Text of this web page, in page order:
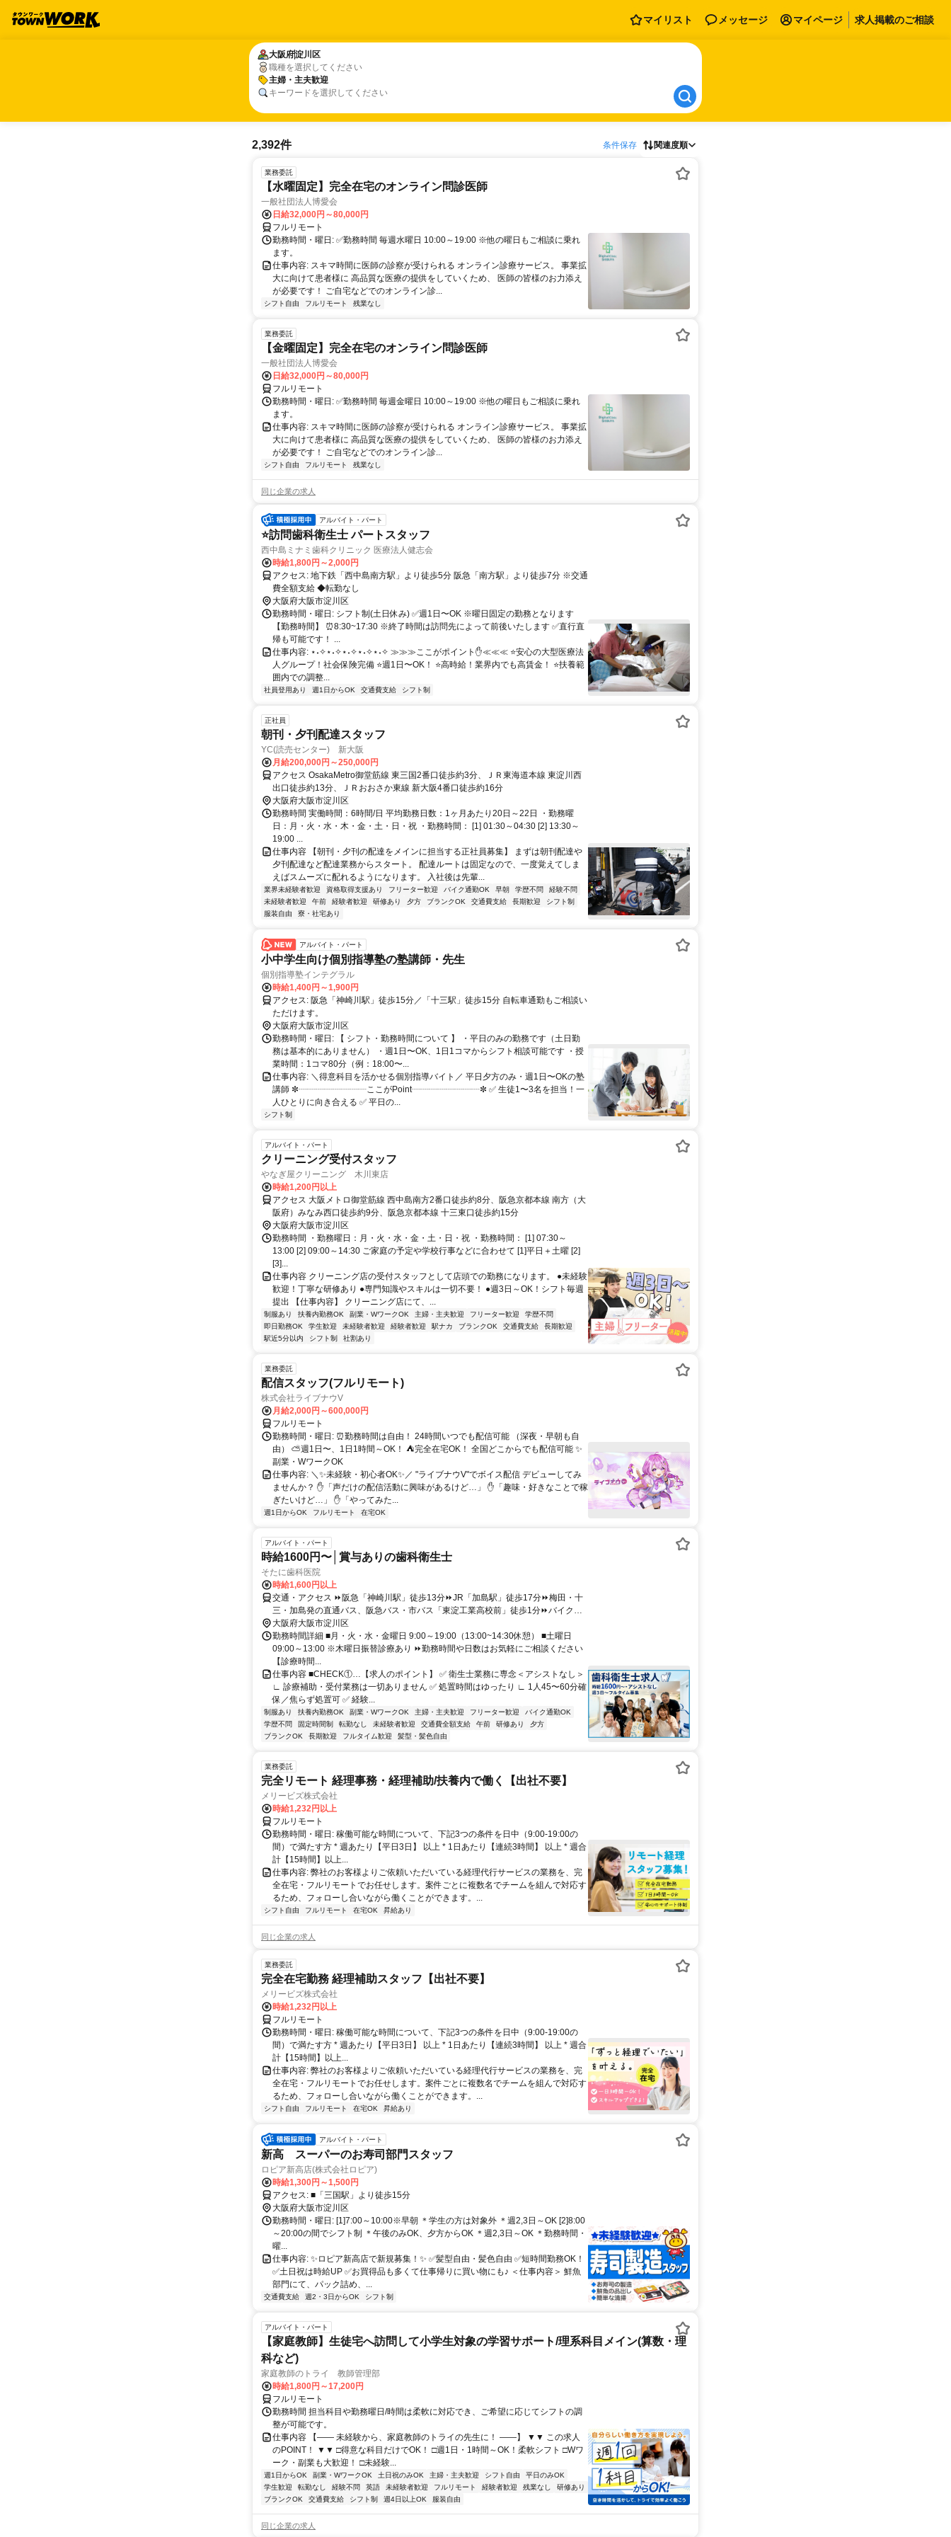
マイリスト メッセージ マイページ 求人掲載のご相談
大阪府淀川区
職種を選択してください
主婦・主夫歓迎
キーワードを選択してください
大阪府淀川区
主婦・主夫歓迎
2,392件 条件保存 関連度順
業務委託
【水曜固定】完全在宅のオンライン問診医師
一般社団法人博愛会
日給32,000円～80,000円
フルリモート
勤務時間・曜日: ✅勤務時間 毎週水曜日 10:00～19:00 ※他の曜日もご相談に乗れ
ます。
仕事内容: スキマ時間に医師の診察が受けられる オンライン診療サービス。 事業拡
大に向けて患者様に 高品質な医療の提供をしていくため、 医師の皆様のお力添え
が必要です！ ご自宅などでのオンライン診...
シフト自由 フルリモート 残業なし
業務委託
【金曜固定】完全在宅のオンライン問診医師
一般社団法人博愛会
日給32,000円～80,000円
フルリモート
勤務時間・曜日: ✅勤務時間 毎週金曜日 10:00～19:00 ※他の曜日もご相談に乗れ
ます。
仕事内容: スキマ時間に医師の診察が受けられる オンライン診療サービス。 事業拡
大に向けて患者様に 高品質な医療の提供をしていくため、 医師の皆様のお力添え
が必要です！ ご自宅などでのオンライン診...
シフト自由 フルリモート 残業なし
同じ企業の求人
アルバイト・パート
⭐️訪問歯科衛生士 パートスタッフ
西中島ミナミ歯科クリニック 医療法人健志会
時給1,800円～2,000円
アクセス: 地下鉄「西中島南方駅」より徒歩5分 阪急「南方駅」より徒歩7分 ※交通
費全額支給 ◆転勤なし
大阪府大阪市淀川区
勤務時間・曜日: シフト制(土日休み) ✅️週1日〜OK ※曜日固定の勤務となります
【勤務時間】 ⏰️8:30~17:30 ※終了時間は訪問先によって前後いたします ✅️直行直
帰も可能です！ ...
仕事内容: ⋆˖✧⋆˖✧⋆˖✧⋆˖✧⋆˖✧ ≫≫≫ここがポイント✋️≪≪≪ ⭐️安心の大型医療法
人グループ！社会保険完備 ⭐️週1日〜OK！ ⭐️高時給！業界内でも高賃金！ ⭐️扶養範
囲内での調整...
社員登用あり 週1日からOK 交通費支給 シフト制
正社員
朝刊・夕刊配達スタッフ
YC(読売センター) 新大阪
月給200,000円～250,000円
アクセス OsakaMetro御堂筋線 東三国2番口徒歩約3分、ＪＲ東海道本線 東淀川西
出口徒歩約13分、ＪＲおおさか東線 新大阪4番口徒歩約16分
大阪府大阪市淀川区
勤務時間 実働時間：6時間/日 平均勤務日数：1ヶ月あたり20日～22日 ・勤務曜
日：月・火・水・木・金・土・日・祝 ・勤務時間： [1] 01:30～04:30 [2] 13:30～
19:00 ...
仕事内容 【朝刊・夕刊の配達をメインに担当する正社員募集】 まずは朝刊配達や
夕刊配達など配達業務からスタート。 配達ルートは固定なので、一度覚えてしま
えばスムーズに配れるようになります。 入社後は先輩...
業界未経験者歓迎 資格取得支援あり フリーター歓迎 バイク通勤OK 早朝 学歴不問
経験不問
未経験者歓迎
午前 経験者歓迎 研修あり 夕方 ブランクOK 交通費支給 長期歓迎
シフト制
服装自由
寮・社宅あり
アルバイト・パート
小中学生向け個別指導塾の塾講師・先生
個別指導塾インテグラル
時給1,400円～1,900円
アクセス: 阪急「神崎川駅」徒歩15分／「十三駅」徒歩15分 自転車通勤もご相談い
ただけます。
大阪府大阪市淀川区
勤務時間・曜日: 【 シフト・勤務時間について 】 ・平日のみの勤務です（土日勤
務は基本的にありません） ・週1日〜OK、1日1コマからシフト相談可能です ・授
業時間：1コマ80分（例：18:00〜...
仕事内容: ＼得意科目を活かせる個別指導バイト／ 平日夕方のみ・週1日〜OKの塾
講師 ✼┈┈┈┈┈┈┈┈ここがPoint┈┈┈┈┈┈┈┈✼ ✅ 生徒1〜3名を担当！一
人ひとりに向き合える ✅ 平日の...
シフト制
アルバイト・パート
クリーニング受付スタッフ
やなぎ屋クリーニング 木川東店
時給1,200円以上
アクセス 大阪メトロ御堂筋線 西中島南方2番口徒歩約8分、阪急京都本線 南方（大
阪府）みなみ西口徒歩約9分、阪急京都本線 十三東口徒歩約15分
大阪府大阪市淀川区
勤務時間 ・勤務曜日：月・火・水・金・土・日・祝 ・勤務時間： [1] 07:30～
13:00 [2] 09:00～14:30 ご家庭の予定や学校行事などに合わせて [1]平日＋土曜 [2]
[3]...
仕事内容 クリーニング店の受付スタッフとして店頭での勤務になります。 ●未経験
歓迎！丁寧な研修あり ●専門知識やスキルは一切不要！ ●週3日～OK！シフト毎週
提出 【仕事内容】 クリーニング店にて、...
制服あり 扶養内勤務OK 副業・WワークOK 主婦・主夫歓迎 フリーター歓迎
学歴不問
即日勤務OK
学生歓迎 未経験者歓迎 経験者歓迎 駅ナカ ブランクOK 交通費支給
長期歓迎
駅近5分以内
シフト制 社割あり
業務委託
配信スタッフ(フルリモート)
株式会社ライブナウV
月給2,000円～600,000円
フルリモート
勤務時間・曜日: ⏰勤務時間は自由！ 24時間いつでも配信可能 （深夜・早朝も自
由） ⛅週1日〜、1日1時間～OK！ ⛺完全在宅OK！ 全国どこからでも配信可能 ✨
副業・WワークOK
仕事内容: ＼✨未経験・初心者OK✨／ "ライブナウV"でボイス配信 デビューしてみ
ませんか？ ✋「声だけの配信活動に興味があるけど…」 ✋「趣味・好きなことで稼
ぎたいけど…」 ✋「やってみた...
週1日からOK フルリモート 在宅OK
アルバイト・パート
時給1600円〜│賞与ありの歯科衛生士
そたに歯科医院
時給1,600円以上
交通・アクセス ⏩阪急「神崎川駅」徒歩13分⏩JR「加島駅」徒歩17分⏩梅田・十
三・加島発の直通バス、阪急バス・市バス「東淀工業高校前」徒歩1分⏩バイク・
自転車通勤OK
大阪府大阪市淀川区
勤務時間詳細 ■月・火・水・金曜日 9:00～19:00（13:00~14:30休憩） ■土曜日
09:00～13:00 ※木曜日振替診療あり ⏩勤務時間や日数はお気軽にご相談ください
【診療時間...
仕事内容 ■CHECK①…【求人のポイント】 ✅ 衛生士業務に専念＜アシストなし＞
∟ 診療補助・受付業務は一切ありません ✅ 処置時間はゆったり ∟ 1人45〜60分確
保／焦らず処置可 ✅ 経験...
制服あり 扶養内勤務OK 副業・WワークOK 主婦・主夫歓迎 フリーター歓迎
バイク通勤OK
学歴不問
固定時間制 転勤なし 未経験者歓迎 交通費全額支給 午前 研修あり
夕方
ブランクOK
長期歓迎 フルタイム歓迎 髪型・髪色自由
業務委託
完全リモート 経理事務・経理補助/扶養内で働く【出社不要】
メリービズ株式会社
時給1,232円以上
フルリモート
勤務時間・曜日: 稼働可能な時間について、下記3つの条件を日中（9:00-19:00の
間）で満たす方 * 週あたり【平日3日】 以上 * 1日あたり【連続3時間】 以上 * 週合
計【15時間】以上...
仕事内容: 弊社のお客様よりご依頼いただいている経理代行サービスの業務を、完
全在宅・フルリモートでお任せします。案件ごとに複数名でチームを組んで対応す
るため、フォローし合いながら働くことができます。...
シフト自由 フルリモート 在宅OK 昇給あり
同じ企業の求人
業務委託
完全在宅勤務 経理補助スタッフ【出社不要】
メリービズ株式会社
時給1,232円以上
フルリモート
勤務時間・曜日: 稼働可能な時間について、下記3つの条件を日中（9:00-19:00の
間）で満たす方 * 週あたり【平日3日】 以上 * 1日あたり【連続3時間】 以上 * 週合
計【15時間】以上...
仕事内容: 弊社のお客様よりご依頼いただいている経理代行サービスの業務を、完
全在宅・フルリモートでお任せします。案件ごとに複数名でチームを組んで対応す
るため、フォローし合いながら働くことができます。...
シフト自由 フルリモート 在宅OK 昇給あり
アルバイト・パート
新高 スーパーのお寿司部門スタッフ
ロピア新高店(株式会社ロピア)
時給1,300円～1,500円
アクセス: ■「三国駅」より徒歩15分
大阪府大阪市淀川区
勤務時間・曜日: [1]7:00～10:00※早朝 ＊学生の方は対象外 ＊週2,3日～OK [2]8:00
～20:00の間でシフト制 ＊午後のみOK、夕方からOK ＊週2,3日～OK ＊勤務時間・
曜...
仕事内容: ✨ロピア新高店で新規募集！✨ ✅️髪型自由・髪色自由 ✅️短時間勤務OK！
✅️土日祝は時給UP ✅️お買得品も多くて仕事帰りに買い物にも♪ ＜仕事内容＞ 鮮魚
部門にて、パック詰め、...
交通費支給 週2・3日からOK シフト制
アルバイト・パート
【家庭教師】生徒宅へ訪問して小学生対象の学習サポート/理系科目メイン(算数・理
科など)
家庭教師のトライ 教師管理部
時給1,800円～17,200円
フルリモート
勤務時間 担当科目や勤務曜日/時間は柔軟に対応でき、ご希望に応じてシフトの調
整が可能です。
仕事内容 【―― 未経験から、家庭教師のトライの先生に！ ――】 ▼▼ この求人
のPOINT！ ▼▼ □得意な科目だけでOK！ □週1日・1時間～OK！柔軟シフト □Wワ
ーク・副業も大歓迎！ □未経験...
週1日からOK 副業・WワークOK 土日祝のみOK 主婦・主夫歓迎 シフト自由
平日のみOK
学生歓迎
転勤なし 経験不問 英語 未経験者歓迎 フルリモート 経験者歓迎 残業なし
研修あり
ブランクOK
交通費支給 シフト制 週4日以上OK 服装自由
同じ企業の求人